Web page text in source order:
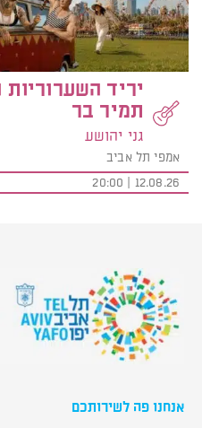
יריד
תמיר בר
גני יהושע
אמפי תל אביב
12.08.26 | 20:00
אנחנו פה לשירותכם